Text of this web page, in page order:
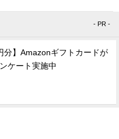
- PR -
分】Amazonギフトカードが
ケート実施中